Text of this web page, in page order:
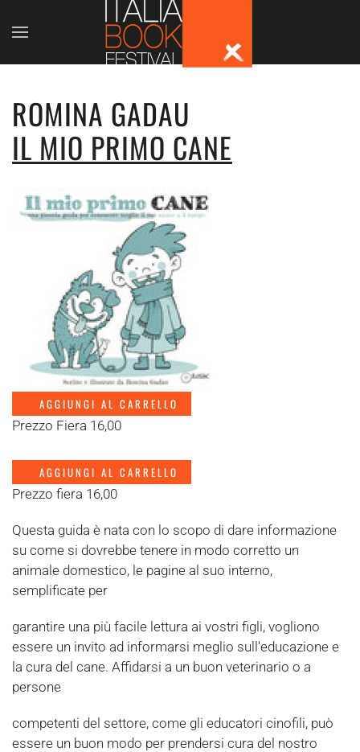
Skip to main content
ROMINA GADAU
IL MIO PRIMO CANE
AGGIUNGI AL CARRELLO
Prezzo Fiera 16,00
AGGIUNGI AL CARRELLO
Prezzo fiera 16,00
Questa guida è nata con lo scopo di dare informazione
su come si dovrebbe tenere in modo corretto un
animale domestico, le pagine al suo interno,
semplificate per
garantire una più facile lettura ai vostri figli, vogliono
essere un invito ad informarsi meglio sull'educazione e
la cura del cane. Affidarsi a un buon veterinario o a
persone
competenti del settore, come gli educatori cinofili, può
essere un buon modo per prendersi cura del nostro